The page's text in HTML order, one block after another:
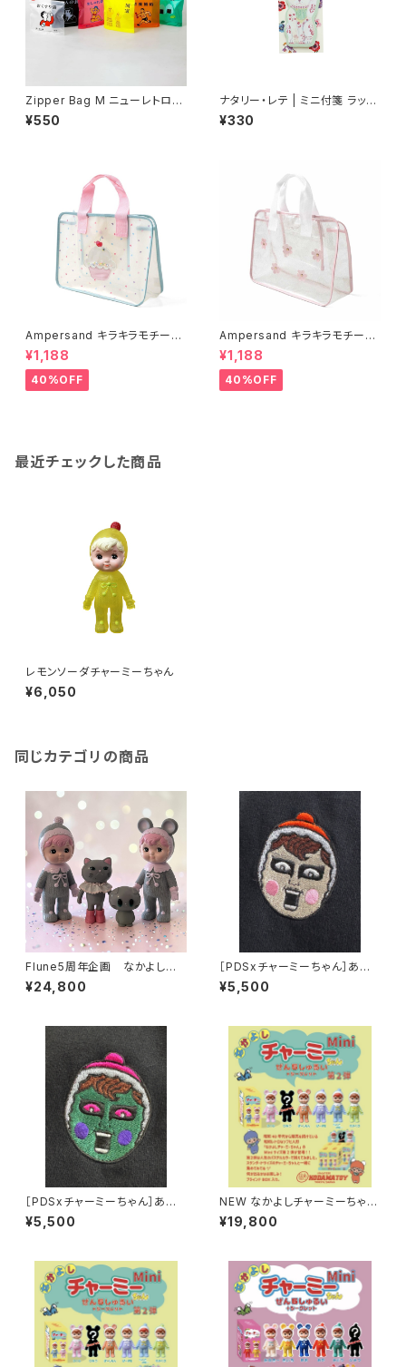
Zipper Bag M ニューレトロ
ジッパーバッグ M （6枚入り）
¥550
ナタリー・レテ | ミニ付箋 ラッキ
ーキャット | Mini Sticky mem
o Lucky cat
¥330
Ampersand キラキラモチーフ
プールバッグ/SS
¥1,188
40%OFF
Ampersand キラキラモチーフ
プールバッグ/PK
¥1,188
40%OFF
最近チェックした商品
レモンソーダチャーミーちゃん
¥6,050
同じカテゴリの商品
Flune5周年企画 なかよしチャ
ーミーちゃんとフルネノネコ
¥24,800
［PDSxチャーミーちゃん］あい
つチャーミー刺繍TEE
¥5,500
［PDSxチャーミーちゃん］あい
つチャーミー刺繍TEE
¥5,500
NEW なかよしチャーミーちゃん
Mini第2弾（全5色＋シークレッ
ト）（ソフビ人形 フィギュア）
¥19,800